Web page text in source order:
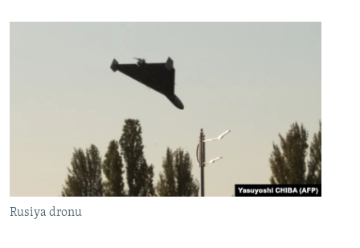
Rusiya dronu